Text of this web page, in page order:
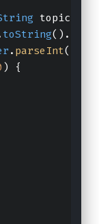
topic,
toString().
. parseInt(id);
) {